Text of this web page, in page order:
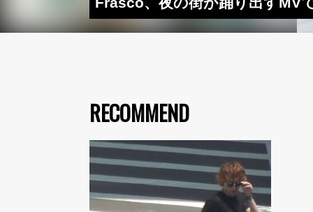
RECOMMEND